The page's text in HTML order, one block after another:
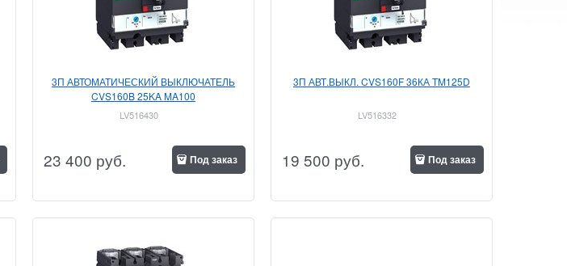
3П АВТОМАТИЧЕСКИЙ ВЫКЛЮЧАТЕЛЬ
CVS160B 25KA MA100
LV516430
23 400 руб. Под заказ
3П АВТ.ВЫКЛ. CVS160F 36КА TM125D
LV516332
19 500 руб. Под заказ